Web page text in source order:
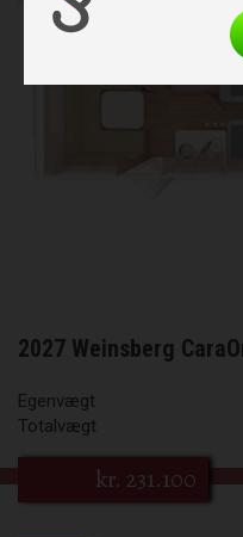
2027 Weinsberg
Egenvægt
Totalvægt
kr. 231.100